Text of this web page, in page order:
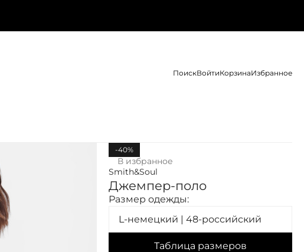
ПоискВойтиКорзинаИзбранное
-40%
В избранное
Smith&Soul
Джемпер-поло
Размер одежды:
L-немецкий | 48-российский
Таблица размеров